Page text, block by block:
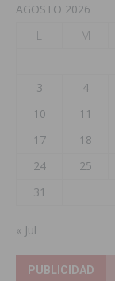
AGOSTO 2026
L
M
3
4
10
11
17
18
24
25
31
« Jul
PUBLICIDAD